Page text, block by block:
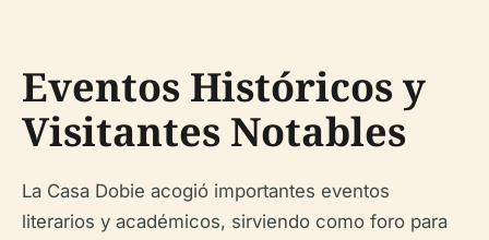
Eventos Históricos y
Visitantes Notables
La Casa Dobie acogió importantes eventos
literarios y académicos, sirviendo como foro para